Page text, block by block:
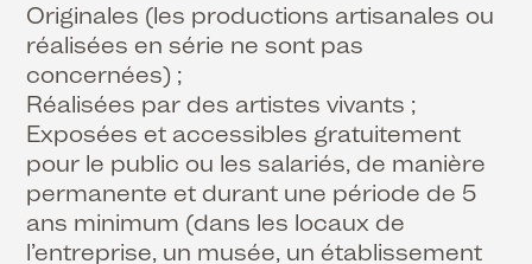
Originales (les productions artisanales ou
réalisées en série ne sont pas
concernées) ;
Réalisées par des artistes vivants ;
Exposées et accessibles gratuitement
pour le public ou les salariés, de manière
permanente et durant une période de 5
ans minimum (dans les locaux de
l’entreprise, un musée, un établissement